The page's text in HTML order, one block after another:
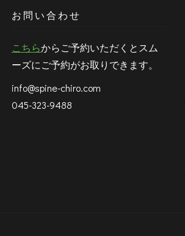
お問い合わせ
こちらからご予約いただくとスム
ーズにご予約がお取りできます。
info@spine-chiro.com
045-323-9488